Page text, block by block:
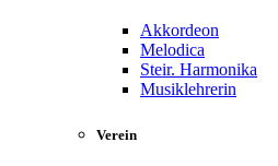
Akkordeon
Melodica
Steir. Harmonika
Musiklehrerin
Verein